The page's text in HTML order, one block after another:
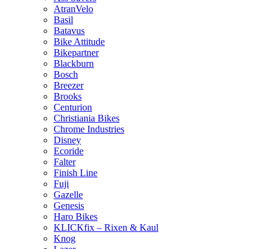
AtranVelo
Basil
Batavus
Bike Attitude
Bikepartner
Blackburn
Bosch
Breezer
Brooks
Centurion
Christiania Bikes
Chrome Industries
Disney
Ecoride
Falter
Finish Line
Fuji
Gazelle
Genesis
Haro Bikes
KLICKfix – Rixen & Kaul
Knog